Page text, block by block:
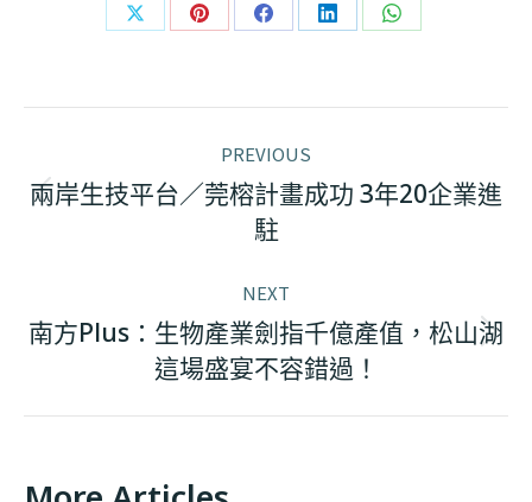
Share
X
Share
Pinterest
Share
Facebook
Share
LinkedIn
Share
WhatsApp
navigation
PREVIOUS
Previous
post:
兩岸生技平台／莞榕計畫成功 3年20企業進
駐
NEXT
Next
post:
南方Plus：生物產業劍指千億產值，松山湖
這場盛宴不容錯過！